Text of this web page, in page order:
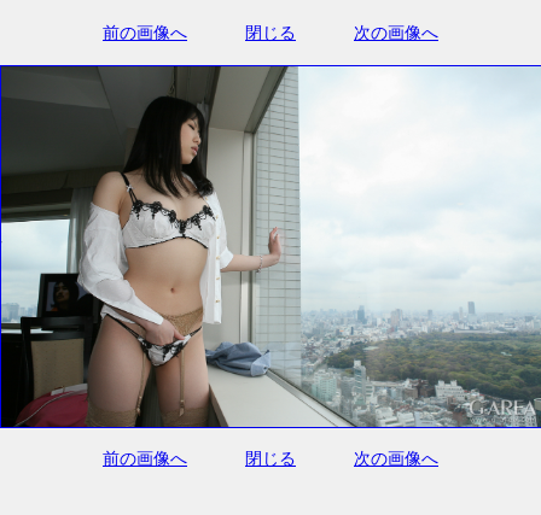
前の画像へ 閉じる 次の画像へ
前の画像へ 閉じる 次の画像へ